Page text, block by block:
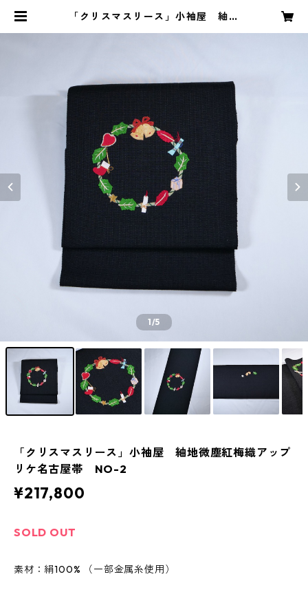
「クリスマスリース」小袖屋 紬地
1/5
「クリスマスリース」小袖屋 紬地微塵紅梅織アップ
リケ名古屋帯 NO-2
¥217,800
SOLD OUT
素材：絹100% （一部金属糸使用）